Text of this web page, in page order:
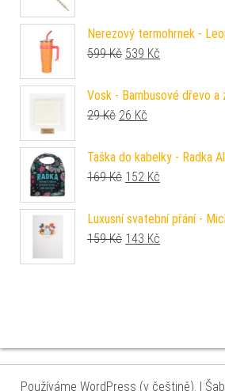
Nerezový termohrnek -
599Kč Původní cena byla:
539 Kč
Vosk - Bambusové dřevo a
29Kč Původní cena byla: 29
26 Kč
Taška do kabelky - Radka
169Kč Původní cena byla:
152 Kč
Luxusní svatební přání -
159Kč Původní cena byla:
143 Kč
Používáme WordPress (v češtině). |